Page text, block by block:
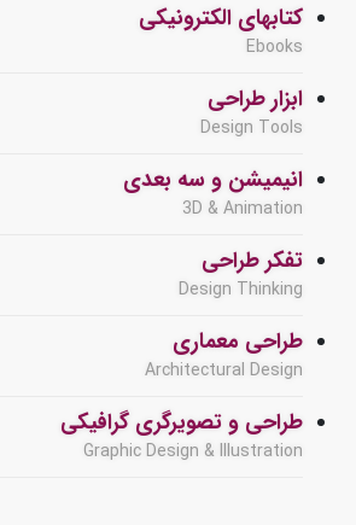
کتابهای الکترونیکی
Ebooks
ابزار طراحی
Design Tools
انیمیشن و سه بعدی
3D & Animation
تفکر طراحی
Design Thinking
طراحی معماری
Architectural Design
طراحی و تصویرگری گرافیکی
Graphic Design & Illustration